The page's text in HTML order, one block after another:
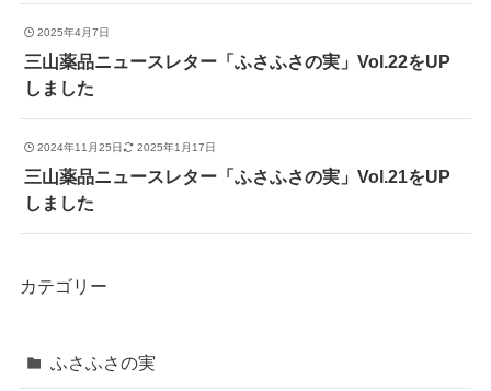
2025年4月7日
三山薬品ニュースレター「ふさふさの実」Vol.22をUP
しました
2024年11月25日 2025年1月17日
三山薬品ニュースレター「ふさふさの実」Vol.21をUP
しました
カテゴリー
ふさふさの実